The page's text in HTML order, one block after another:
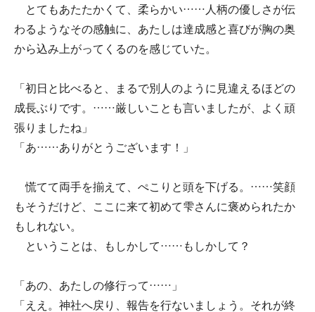
とてもあたたかくて、柔らかい……人柄の優しさが伝
わるようなその感触に、あたしは達成感と喜びが胸の奥
から込み上がってくるのを感じていた。
「初日と比べると、まるで別人のように見違えるほどの
成長ぶりです。……厳しいことも言いましたが、よく頑
張りましたね」
「あ……ありがとうございます！」
慌てて両手を揃えて、ぺこりと頭を下げる。……笑顔
もそうだけど、ここに来て初めて雫さんに褒められたか
もしれない。
ということは、もしかして……もしかして？
「あの、あたしの修行って……」
「ええ。神社へ戻り、報告を行ないましょう。それが終